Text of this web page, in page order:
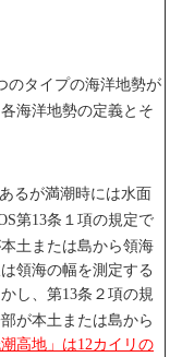
のタイプの海洋地勢が
海洋地勢の定義とそ
るが満潮時には水面
第13条１項の規定で
土または島から領海
領海の幅を測定する
し、第13条２項の規
が本土または島から
潮高地」は12カイリの